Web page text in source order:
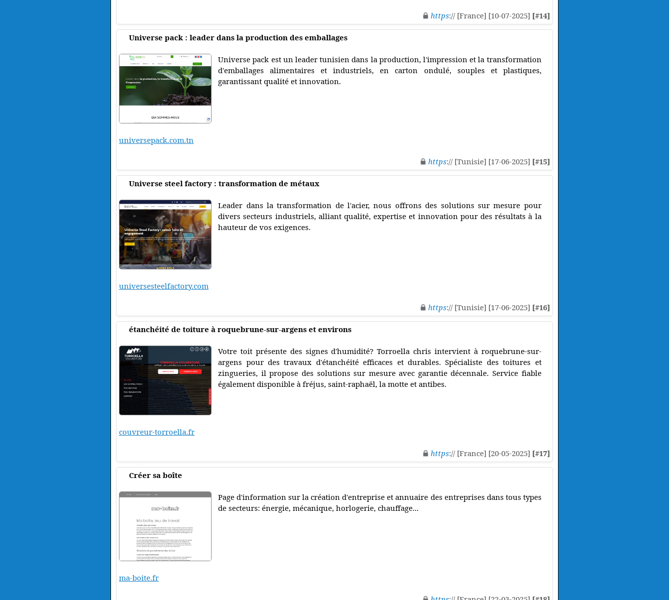
https:// [France] [10-07-2025] [#14]
Universe pack : leader dans la production des emballages
Universe pack est un leader tunisien dans la production, l'impression et la transformation
d'emballages alimentaires et industriels, en carton ondulé, souples et plastiques,
garantissant qualité et innovation.
universepack.com.tn
https:// [Tunisie] [17-06-2025] [#15]
Universe steel factory : transformation de métaux
Leader dans la transformation de l'acier, nous offrons des solutions sur mesure pour
divers secteurs industriels, alliant qualité, expertise et innovation pour des résultats à la
hauteur de vos exigences.
universesteelfactory.com
https:// [Tunisie] [17-06-2025] [#16]
étanchéité de toiture à roquebrune-sur-argens et environs
Votre toit présente des signes d'humidité? Torroella chris intervient à roquebrune-sur-
argens pour des travaux d'étanchéité efficaces et durables. Spécialiste des toitures et
zingueries, il propose des solutions sur mesure avec garantie décennale. Service fiable
également disponible à fréjus, saint-raphaël, la motte et antibes.
couvreur-torroella.fr
https:// [France] [20-05-2025] [#17]
Créer sa boîte
Page d'information sur la création d'entreprise et annuaire des entreprises dans tous types
de secteurs: énergie, mécanique, horlogerie, chauffage...
ma-boite.fr